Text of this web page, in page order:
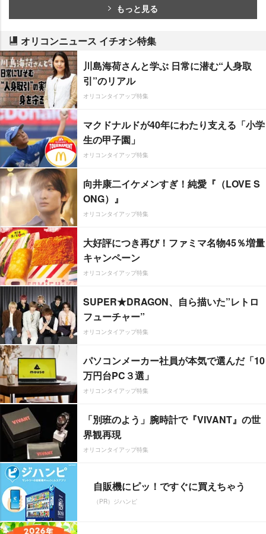
もっと見る
オリコンニュース イチオシ特集
川島海荷さんと学ぶ 日常に潜む“人身取
引”のリアル
オリコンタイアップ特集
マクドナルドが40年にわたり支える「小学
生の甲子園」
オリコンタイアップ特集
向井康二イケメンすぎ！純愛『（LOVE S
ONG）』
オリコンタイアップ特集
大好評につき再び！ファミマ名物45％増量
キャンペーン
オリコンタイアップ特集
SUPER★DRAGON、自ら描いた”レトロ
フューチャー”
オリコンタイアップ特集
パソコンメーカー社員が本気で選んだ「10
万円台PC３選」
オリコンタイアップ特集
「別班のよう」腕時計で『VIVANT』の世
界観再現
オリコンタイアップ特集
自販機にピッ！ですぐに買えちゃう
（PR）ジハンピ